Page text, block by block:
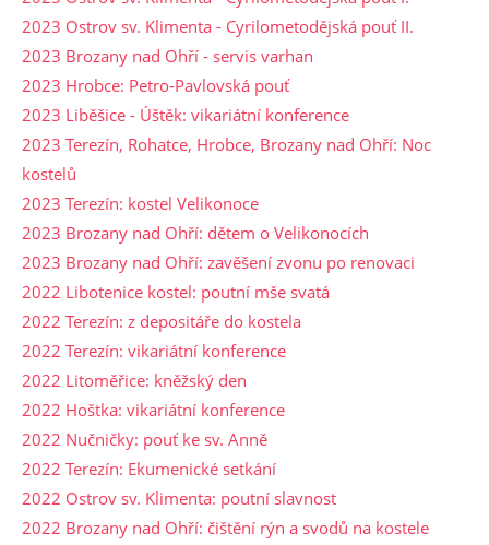
2023 Ostrov sv. Klimenta - Cyrilometodějská pouť II.
2023 Brozany nad Ohří - servis varhan
2023 Hrobce: Petro-Pavlovská pouť
2023 Liběšice - Úštěk: vikariátní konference
2023 Terezín, Rohatce, Hrobce, Brozany nad Ohří: Noc
kostelů
2023 Terezín: kostel Velikonoce
2023 Brozany nad Ohří: dětem o Velikonocích
2023 Brozany nad Ohří: zavěšení zvonu po renovaci
2022 Libotenice kostel: poutní mše svatá
2022 Terezín: z depositáře do kostela
2022 Terezín: vikariátní konference
2022 Litoměřice: kněžský den
2022 Hoštka: vikariátní konference
2022 Nučničky: pouť ke sv. Anně
2022 Terezín: Ekumenické setkání
2022 Ostrov sv. Klimenta: poutní slavnost
2022 Brozany nad Ohří: čištění rýn a svodů na kostele